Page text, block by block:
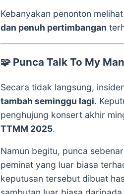
Kebanyakan penonton
dan penuh pertimbangan
🧩 Punca Talk To My
Secara tidak langsung,
tambah seminggu lagi.
penghujung konsert akhir
TTMM 2025.
Namun begitu, punca
peminat yang luar biasa
keputusan tersebut dibuat